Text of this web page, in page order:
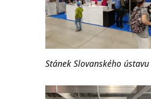
Stánek Slovanského ústavu